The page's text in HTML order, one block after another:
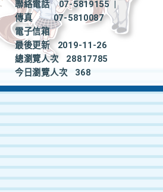
聯絡電話
07-5819155
|
傳真
07-5810087
電子信箱
最後更新
2019-11-26
總瀏覽人次
28817785
今日瀏覽人次
368